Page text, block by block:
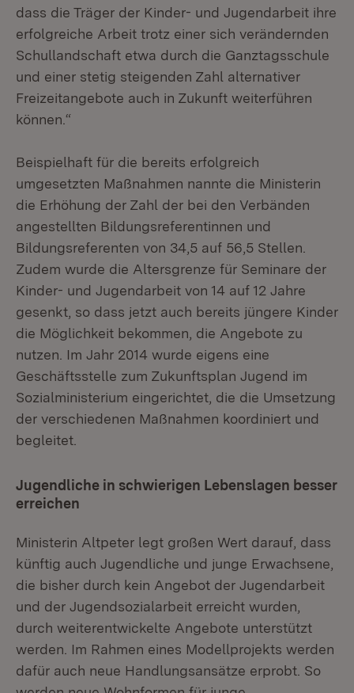
dass die Träger der Kinder- und Jugendarbeit ihre
erfolgreiche Arbeit trotz einer sich verändernden
Schullandschaft etwa durch die Ganztagsschule
und einer stetig steigenden Zahl alternativer
Freizeitangebote auch in Zukunft weiterführen
können.“
Beispielhaft für die bereits erfolgreich
umgesetzten Maßnahmen nannte die Ministerin
die Erhöhung der Zahl der bei den Verbänden
angestellten Bildungsreferentinnen und
Bildungsreferenten von 34,5 auf 56,5 Stellen.
Zudem wurde die Altersgrenze für Seminare der
Kinder- und Jugendarbeit von 14 auf 12 Jahre
gesenkt, so dass jetzt auch bereits jüngere Kinder
die Möglichkeit bekommen, die Angebote zu
nutzen. Im Jahr 2014 wurde eigens eine
Geschäftsstelle zum Zukunftsplan Jugend im
Sozialministerium eingerichtet, die die Umsetzung
der verschiedenen Maßnahmen koordiniert und
begleitet.
Jugendliche in schwierigen Lebenslagen besser
erreichen
Ministerin Altpeter legt großen Wert darauf, dass
künftig auch Jugendliche und junge Erwachsene,
die bisher durch kein Angebot der Jugendarbeit
und der Jugendsozialarbeit erreicht wurden,
durch weiterentwickelte Angebote unterstützt
werden. Im Rahmen eines Modellprojekts werden
dafür auch neue Handlungsansätze erprobt. So